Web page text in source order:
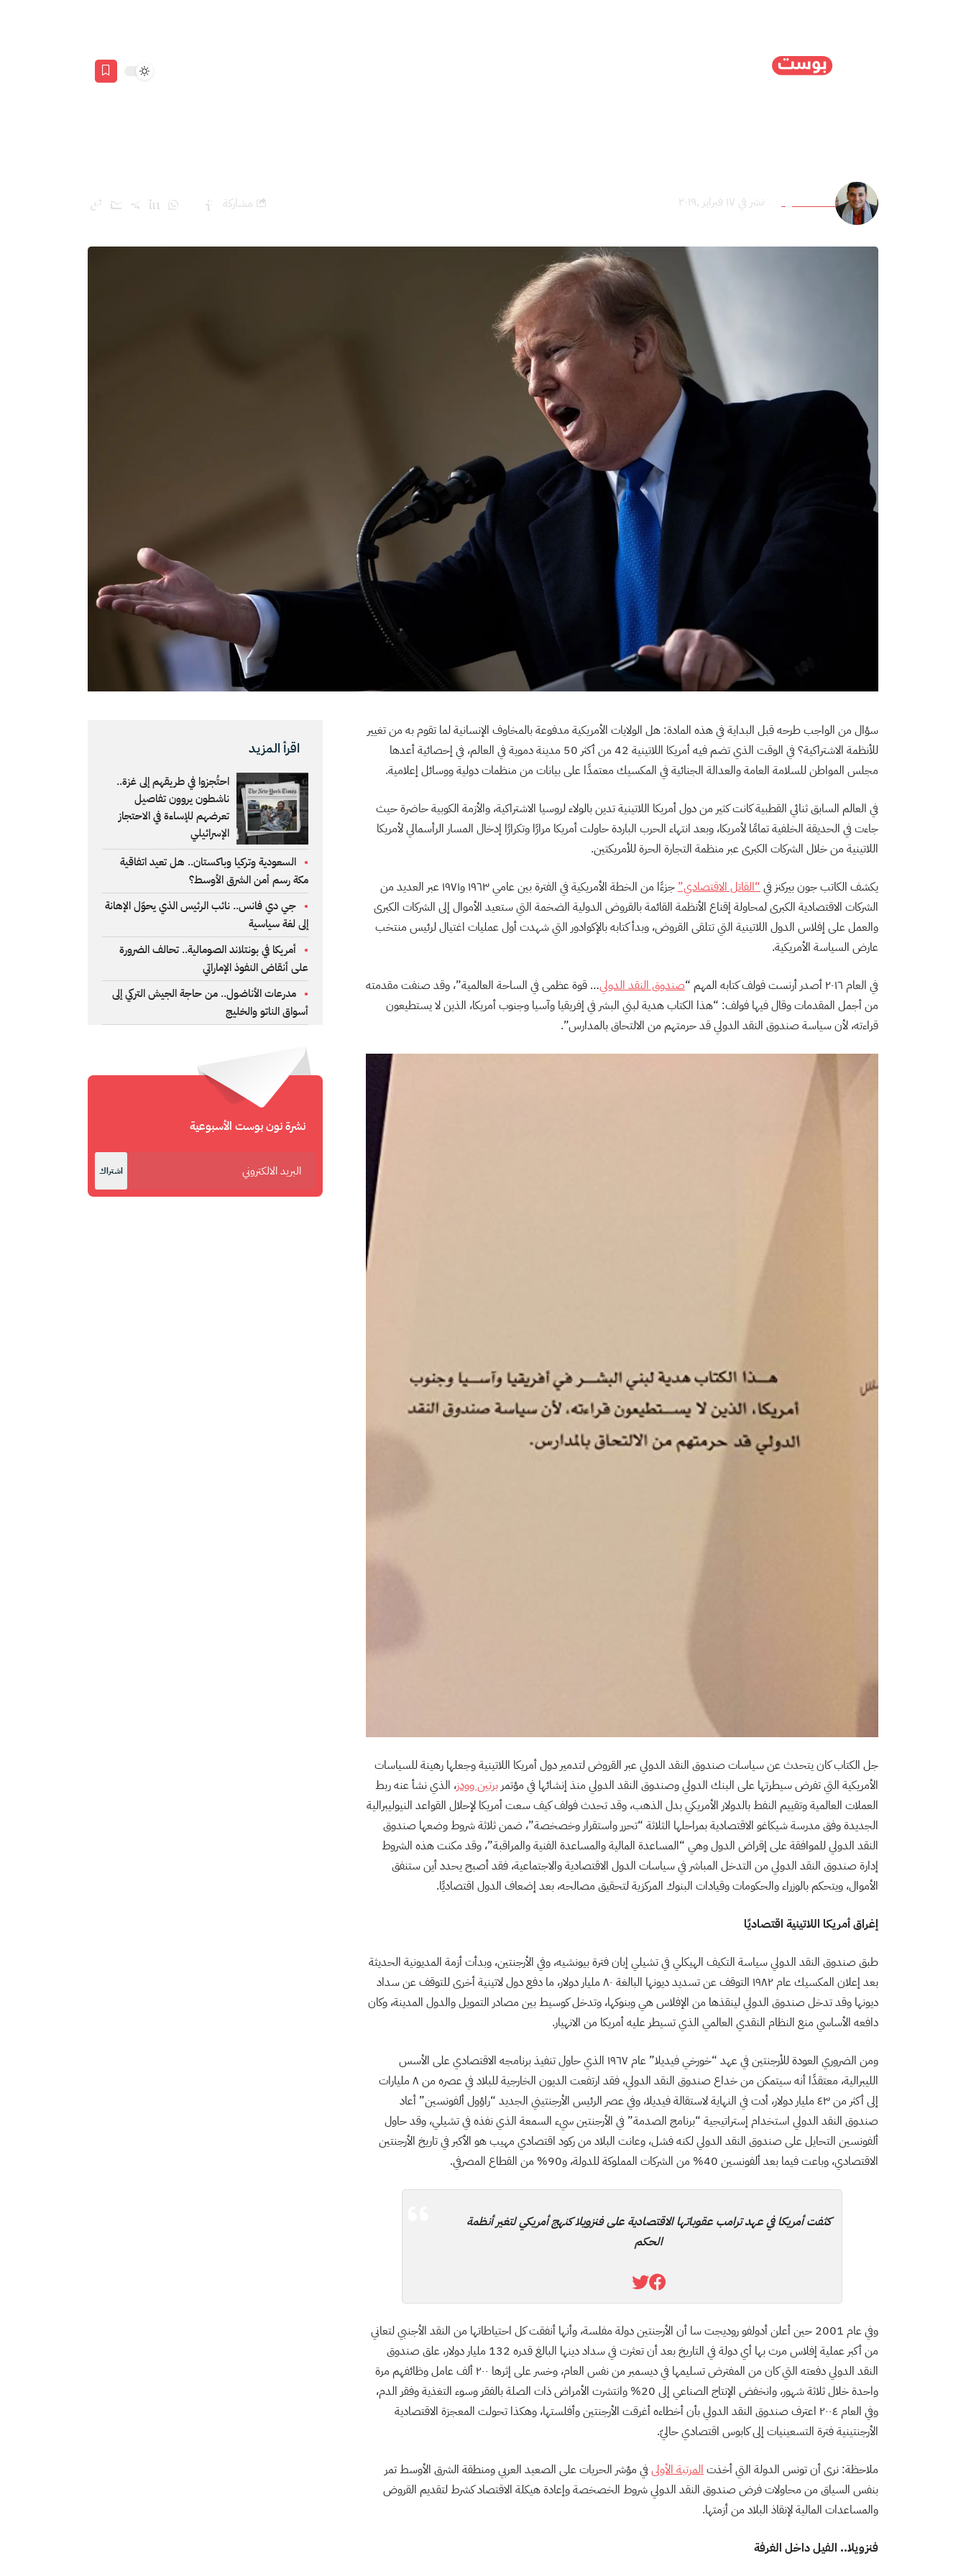
معاذ العامودي نشر في ١٧ فبراير ,٢٠١٩ مشاركة
سؤال من الواجب طرحه قبل البداية في هذه المادة: هل الولايات الأمريكية مدفوعة بالمخاوف الإنسانية لما تقوم به من تغيير
للأنظمة الاشتراكية؟ في الوقت الذي تضم فيه أمريكا اللاتينية 42 من أكثر 50 مدينة دموية في العالم، في إحصائية أعدها
مجلس المواطن للسلامة العامة والعدالة الجنائية في المكسيك معتمدًا على بيانات من منظمات دولية ووسائل إعلامية.
في العالم السابق ثنائي القطبية كانت كثير من دول أمريكا اللاتينية تدين بالولاء لروسيا الاشتراكية، والأزمة الكوبية حاضرة حيث
جاءت في الحديقة الخلفية تمامًا لأمريكا، وبعد انتهاء الحرب الباردة حاولت أمريكا مرارًا وتكرارًا إدخال المسار الرأسمالي لأمريكا
اللاتينية من خلال الشركات الكبرى عبر منظمة التجارة الحرة للأمريكتين.
يكشف الكاتب جون بيركنز في “القاتل الاقتصادي”
جزءًا من الخطة الأمريكية في الفترة بين عامي ١٩٦٣ و١٩٧١ عبر العديد من
الشركات الاقتصادية الكبرى لمحاولة إقناع الأنظمة القائمة بالقروض الدولية الضخمة التي ستعيد الأموال إلى الشركات الكبرى
والعمل على إفلاس الدول اللاتينية التي تتلقى القروض، وبدأ كتابه بالإكوادور التي شهدت أول عمليات اغتيال لرئيس منتخب
عارض السياسة الأمريكية.
في العام ٢٠١٦ أصدر أرنست فولف كتابه المهم “ صندوق النقد الدولي… قوة عظمى في الساحة العالمية”، وقد صنفت مقدمته
من أجمل المقدمات وقال فيها فولف: “هذا الكتاب هدية لبني البشر في إفريقيا وآسيا وجنوب أمريكا، الذين لا يستطيعون
قراءته، لأن سياسة صندوق النقد الدولي قد حرمتهم من الالتحاق بالمدارس”.
جل الكتاب كان يتحدث عن سياسات صندوق النقد الدولي عبر القروض لتدمير دول أمريكا اللاتينية وجعلها رهينة للسياسات
الأمريكية التي تفرض سيطرتها على البنك الدولي وصندوق النقد الدولي منذ إنشائها في مؤتمر برتين وودز، الذي نشأ عنه ربط
العملات العالمية وتقييم النفط بالدولار الأمريكي بدل الذهب، وقد تحدث فولف كيف سعت أمريكا لإحلال القواعد النيوليبرالية
الجديدة وفق مدرسة شيكاغو الاقتصادية بمراحلها الثلاثة “تحرر واستقرار وخصخصة”، ضمن ثلاثة شروط وضعها صندوق
النقد الدولي للموافقة على إقراض الدول وهي “المساعدة المالية والمساعدة الفنية والمراقبة”، وقد مكنت هذه الشروط
إدارة صندوق النقد الدولي من التدخل المباشر في سياسات الدول الاقتصادية والاجتماعية، فقد أصبح يحدد أين ستنفق
الأموال، ويتحكم بالوزراء والحكومات وقيادات البنوك المركزية لتحقيق مصالحه، بعد إضعاف الدول اقتصاديًا.
إغراق أمريكا اللاتينية اقتصاديًا
طبق صندوق النقد الدولي سياسة التكيف الهيكلي في تشيلي إبان فترة بيونشيه، وفي الأرجنتين، وبدأت أزمة المديونية الحديثة
بعد إعلان المكسيك عام ١٩٨٢ التوقف عن تسديد ديونها البالغة ٨٠ مليار دولار، ما دفع دول لاتينية أخرى للتوقف عن سداد
ديونها وقد تدخل صندوق الدولي لينقذها من الإفلاس هي وبنوكها، وتدخل كوسيط بين مصادر التمويل والدول المدينة، وكان
دافعه الأساسي منع النظام النقدي العالمي الذي تسيطر عليه أمريكا من الانهيار.
ومن الضروري العودة للأرجنتين في عهد “خورخي فيديلا” عام ١٩٦٧ الذي حاول تنفيذ برنامجه الاقتصادي على الأسس
الليبرالية، معتقدًا أنه سيتمكن من خداع صندوق النقد الدولي، فقد ارتفعت الديون الخارجية للبلاد في عصره من ٨ مليارات
إلى أكثر من ٤٣ مليار دولار، أدت في النهاية لاستقالة فيديلا، وفي عصر الرئيس الأرجنتيني الجديد “راؤول ألفونسين” أعاد
صندوق النقد الدولي استخدام إستراتيجية “برنامج الصدمة” في الأرجنتين سيء السمعة الذي نفذه في تشيلي، وقد حاول
ألفونسين التحايل على صندوق النقد الدولي لكنه فشل، وعانت البلاد من ركود اقتصادي مهيب هو الأكبر في تاريخ الأرجنتين
الاقتصادي، وباعت فيما بعد ألفونسين 40%
من الشركات المملوكة للدولة، و90% من القطاع المصرفي.
كثفت أمريكا في عهد ترامب عقوباتها الاقتصادية على فنزويلا كنهج أمريكي لتغير أنظمة
الحكم
وفي عام 2001 حين أعلن أدولفو روديجت سا أن الأرجنتين دولة مفلسة، وأنها أنفقت كل احتياطاتها من النقد الأجنبي لتعاني
من أكبر عملية إفلاس مرت بها أي دولة في التاريخ بعد أن تعثرت في سداد دينها البالغ قدره 132 مليار دولار، علق صندوق
النقد الدولي دفعته التي كان من المفترض تسليمها في ديسمبر من نفس العام، وخسر على إثرها ٢٠٠ ألف عامل وظائفهم مرة
واحدة خلال ثلاثة شهور، وانخفض الإنتاج الصناعي إلى 20% وانتشرت الأمراض ذات الصلة بالفقر وسوء التغذية وفقر الدم،
وفي العام ٢٠٠٤ اعترف صندوق النقد الدولي بأن أخطاءه أغرقت الأرجنتين وأفلستها، وهكذا تحولت المعجزة الاقتصادية
الأرجنتينية فترة التسعينيات إلى كابوس اقتصادي حاليّ.
ملاحظة: نرى أن تونس الدولة التي أخذتالمرتبة الأولى في مؤشر الحريات على الصعيد العربي ومنطقة الشرق الأوسط تمر
بنفس السياق من محاولات فرض صندوق النقد الدولي شروط الخصخصة وإعادة هيكلة الاقتصاد كشرط لتقديم القروض
والمساعدات المالية لإنقاذ البلاد من أزمتها.
فنزويلا.. الفيل داخل الغرفة
اقرأ المزيد
احتُجزوا في طريقهم إلى غزة..
ناشطون يروون تفاصيل
تعرضهم للإساءة في الاحتجاز
الإسرائيلي
السعودية وتركيا وباكستان.. هل تعيد اتفاقية
مكة رسم أمن الشرق الأوسط؟
جي دي فانس.. نائب الرئيس الذي يحوّل الإهانة
إلى لغة سياسية
أمريكا في بونتلاند الصومالية.. تحالف الضرورة
على أنقاض النفوذ الإماراتي
مدرعات الأناضول.. من حاجة الجيش التركي إلى
أسواق الناتو والخليج
نشرة نون بوست الأسبوعية
اشتراك